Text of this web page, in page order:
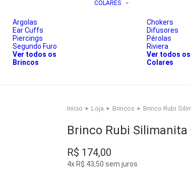
Argolas
Ear Cuffs
Piercings
Segundo Furo
Ver todos os
Brincos
COLARES
Chokers
Difusores
Pérolas
Riviera
Ver todos os
Colares
Início Loja Brincos Brinco Rubi
Brinco Rubi Silimanita
R$ 174,00
4x R$ 43,50 sem juros